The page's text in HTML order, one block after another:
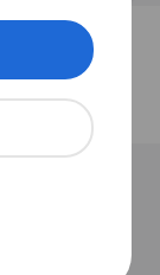
oferty. Kupimy
dnia.